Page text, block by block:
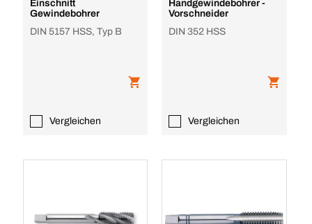
Einschnitt
Gewindebohrer
DIN 5157 HSS, Typ B
Vergleichen
Handgewindebohrer -
Vorschneider
DIN 352 HSS
Vergleichen